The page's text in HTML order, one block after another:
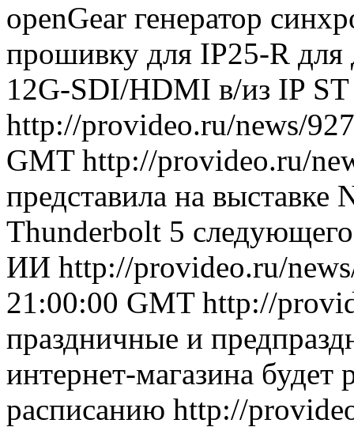
openGear генератор
прошивку для IP25-R для
12G-SDI/HDMI в/из IP
http://provideo.ru/news/
GMT http://provideo.ru/
представила на
Thunderbolt 5
ИИ http://provideo.ru/
21:00:00 GMT http://
праздничные и
интернет-магазина будет
расписанию http://